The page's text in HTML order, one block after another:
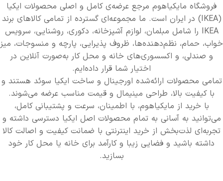
فروشگاه مایکیاهوم مرجع عرضه‌ی کامل و اصلی محصولات ایکیا
(IKEA) در ایران است. ما مجموعه‌ای گسترده از تمامی کالاهای برند
IKEA را شامل مبلمان، لوازم آشپزخانه، دکوری، روشنایی، سرویس
خواب، حمام، نظم‌دهنده‌ها، ظروف پذیرایی، پارچه و منسوجات، میز
و صندلی، و اکسسوری‌های خانه و محل کار به‌صورت آنلاین در
اختیار شما قرار داده‌ایم.
تمامی محصولات ارائه‌شده اورجینال و ساخت ایکیا سوئد هستند و
با کیفیت بالا، طراحی مینیمال و قیمت مناسب عرضه می‌شوند.
با خرید از مایکیاهوم، با اطمینان، سرعت و پشتیبانی کامل،
می‌توانید به آسانی به تمام محصولات اصل ایکیا دسترسی داشته و
تجربه‌ای لذت‌بخش از خرید اینترنتی با ضمانت کیفیت و اصالت کالا
داشته باشید و فضایی زیبا و کارآمد برای خانه یا محل کار خود
بسازید.